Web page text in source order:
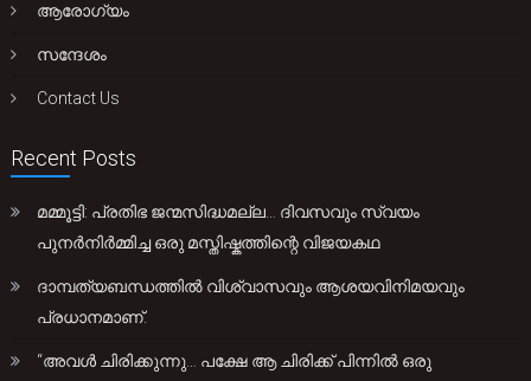
ആരോഗ്യം
സന്ദേശം
Contact Us
Recent Posts
മമ്മൂട്ടി: പ്രതിഭ ജന്മസിദ്ധമല്ല… ദിവസവും സ്വയം
പുനർനിർമ്മിച്ച ഒരു മസ്തിഷ്കത്തിന്റെ വിജയകഥ
ദാമ്പത്യബന്ധത്തിൽ വിശ്വാസവും ആശയവിനിമയവും
പ്രധാനമാണ്.
“അവൾ ചിരിക്കുന്നു… പക്ഷേ ആ ചിരിക്ക് പിന്നിൽ ഒരു